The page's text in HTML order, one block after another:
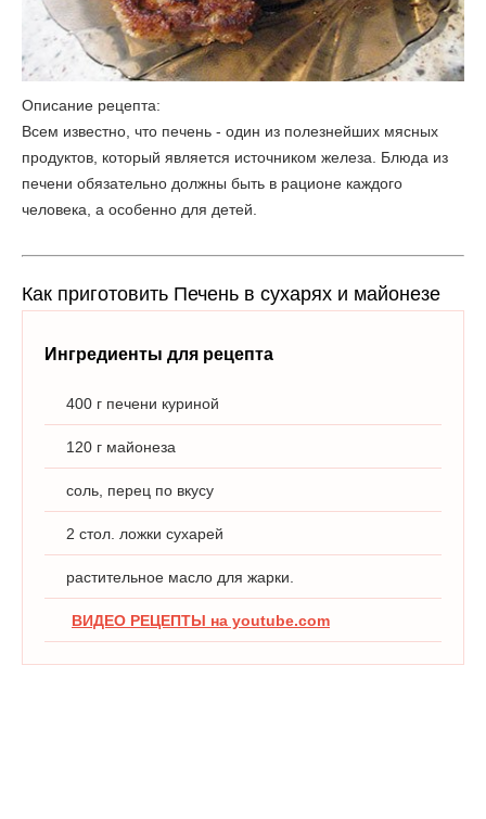
Описание рецепта:
Всем известно, что печень - один из полезнейших мясных
продуктов, который является источником железа. Блюда из
печени обязательно должны быть в рационе каждого
человека, а особенно для детей.
Как приготовить Печень в сухарях и майонезе
Ингредиенты для рецепта
400 г печени куриной
120 г майонеза
соль, перец по вкусу
2 стол. ложки сухарей
растительное масло для жарки.
ВИДЕО РЕЦЕПТЫ на youtube.com